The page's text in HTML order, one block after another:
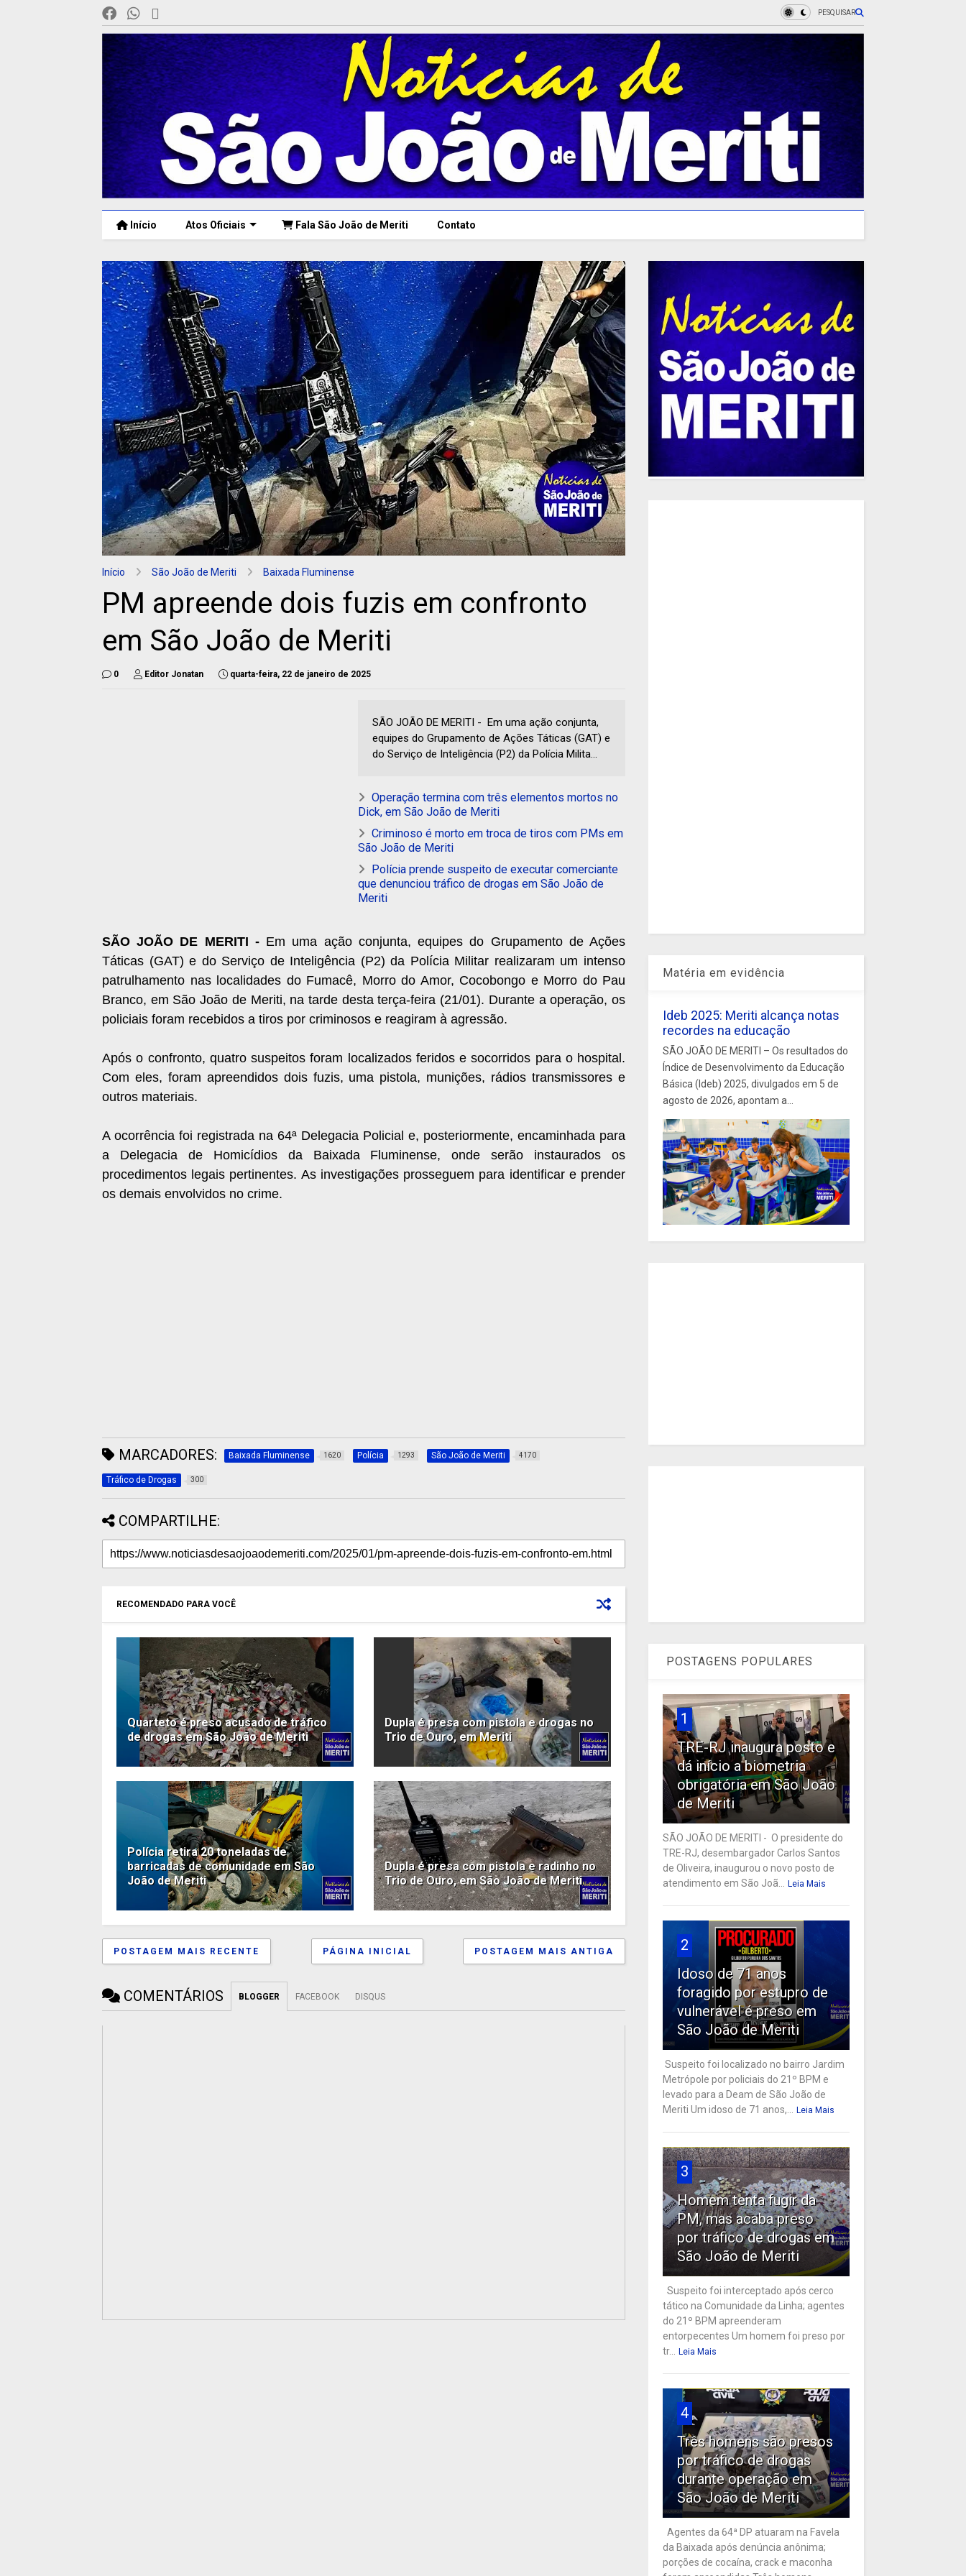
PESQUISAR
Início Atos Oficiais Fala São João de Meriti Contato
Início São João de Meriti Baixada Fluminense
PM apreende dois fuzis em confronto
em São João de Meriti
0 Editor Jonatan quarta-feira, 22 de janeiro de 2025
SÃO JOÃO DE MERITI - Em uma ação conjunta,
equipes do Grupamento de Ações Táticas (GAT) e
do Serviço de Inteligência (P2) da Polícia Milita...
Operação termina com três elementos mortos no
Dick, em São João de Meriti
Criminoso é morto em troca de tiros com PMs em
São João de Meriti
Polícia prende suspeito de executar comerciante
que denunciou tráfico de drogas em São João de
Meriti
SÃO JOÃO DE MERITI - Em uma ação conjunta, equipes do Grupamento de Ações
Táticas (GAT) e do Serviço de Inteligência (P2) da Polícia Militar realizaram um intenso
patrulhamento nas localidades do Fumacê, Morro do Amor, Cocobongo e Morro do Pau
Branco, em São João de Meriti, na tarde desta terça-feira (21/01). Durante a operação, os
policiais foram recebidos a tiros por criminosos e reagiram à agressão.
Após o confronto, quatro suspeitos foram localizados feridos e socorridos para o hospital.
Com eles, foram apreendidos dois fuzis, uma pistola, munições, rádios transmissores e
outros materiais.
A ocorrência foi registrada na 64ª Delegacia Policial e, posteriormente, encaminhada para
a Delegacia de Homicídios da Baixada Fluminense, onde serão instaurados os
procedimentos legais pertinentes. As investigações prosseguem para identificar e prender
os demais envolvidos no crime.
MARCADORES: Baixada Fluminense 1620 Polícia 1293 São João de Meriti 4170
Tráfico de Drogas 300
COMPARTILHE:
RECOMENDADO PARA VOCÊ
Quarteto é preso acusado de tráfico
de drogas em São João de Meriti
Dupla é presa com pistola e drogas no
Trio de Ouro, em Meriti
Polícia retira 20 toneladas de
barricadas de comunidade em São
João de Meriti
Dupla é presa com pistola e radinho no
Trio de Ouro, em São João de Meriti
POSTAGEM MAIS RECENTE POSTAGEM MAIS ANTIGA
PÁGINA INICIAL
COMENTÁRIOS BLOGGER FACEBOOK DISQUS
Matéria em evidência
Ideb 2025: Meriti alcança notas
recordes na educação
SÃO JOÃO DE MERITI – Os resultados do
Índice de Desenvolvimento da Educação
Básica (Ideb) 2025, divulgados em 5 de
agosto de 2026, apontam a...
POSTAGENS POPULARES
1
TRE-RJ inaugura posto e
dá início a biometria
obrigatória em São João
de Meriti
SÃO JOÃO DE MERITI - O presidente do
TRE-RJ, desembargador Carlos Santos
de Oliveira, inaugurou o novo posto de
atendimento em São Joã...
Leia Mais
2
Idoso de 71 anos
foragido por estupro de
vulnerável é preso em
São João de Meriti
Suspeito foi localizado no bairro Jardim
Metrópole por policiais do 21º BPM e
levado para a Deam de São João de
Meriti Um idoso de 71 anos,...
Leia Mais
3
Homem tenta fugir da
PM, mas acaba preso
por tráfico de drogas em
São João de Meriti
Suspeito foi interceptado após cerco
tático na Comunidade da Linha; agentes
do 21º BPM apreenderam
entorpecentes Um homem foi preso por
tr...
Leia Mais
4
Três homens são presos
por tráfico de drogas
durante operação em
São João de Meriti
Agentes da 64ª DP atuaram na Favela
da Baixada após denúncia anônima;
porções de cocaína, crack e maconha